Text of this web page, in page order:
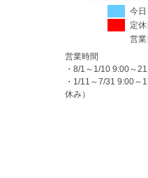
今日
定休
営業
営業時間
・8/1～1/10 9:00～
・1/11～7/31 9:00～
休み）